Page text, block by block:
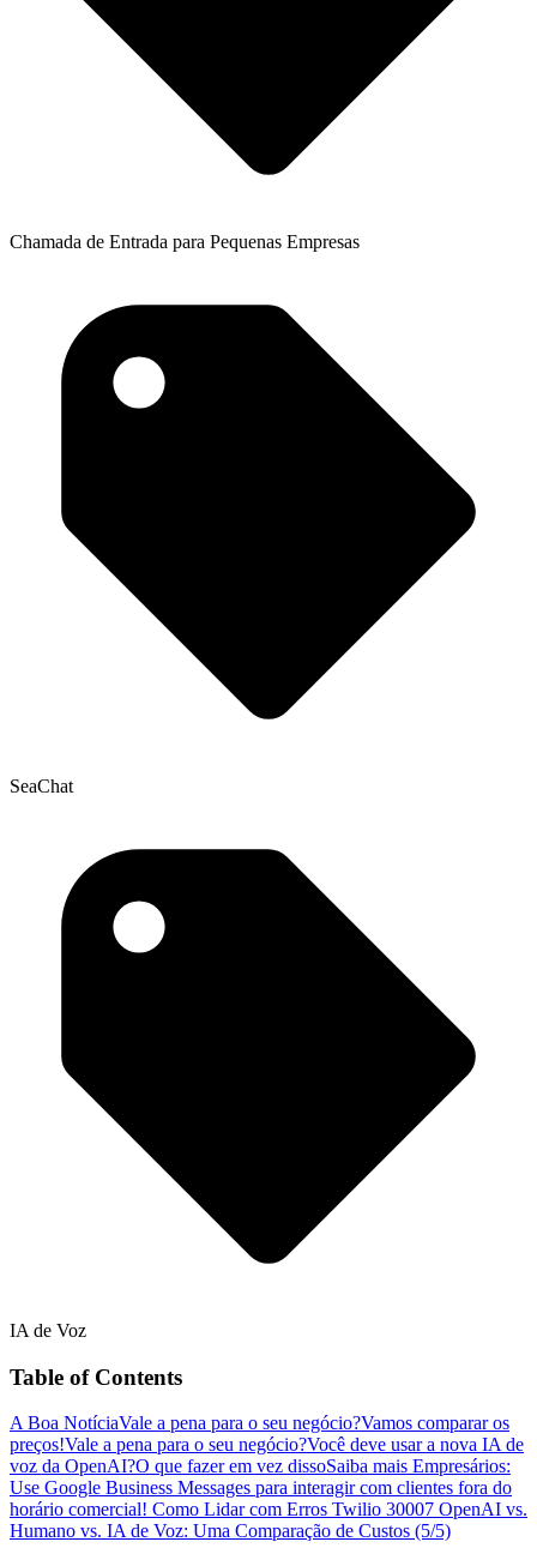
Chamada de Entrada para Pequenas Empresas
SeaChat
IA de Voz
Table of Contents
A Boa NotíciaVale a pena para o seu negócio?Vamos comparar os
preços!Vale a pena para o seu negócio?Você deve usar a nova IA de
voz da OpenAI?O que fazer em vez dissoSaiba mais Empresários:
Use Google Business Messages para interagir com clientes fora do
horário comercial! Como Lidar com Erros Twilio 30007 OpenAI vs.
Humano vs. IA de Voz: Uma Comparação de Custos (5/5)